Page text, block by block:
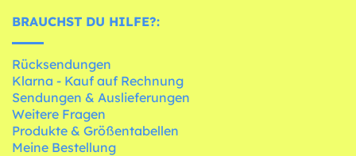
BRAUCHST DU HILFE?:
Rücksendungen
Klarna - Kauf auf Rechnung
Sendungen & Auslieferungen
Weitere Fragen
Produkte & Größentabellen
Meine Bestellung